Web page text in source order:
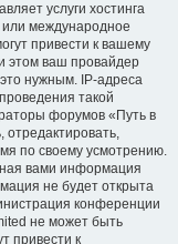
услуги хостинга
международное
привести к вашему
этом ваш провайдер
нужным. IP-адреса
такой
форумов «Путь в
отредактировать,
по своему усмотрению.
вами информация
не будет открыта
конференции
не может быть
привести к